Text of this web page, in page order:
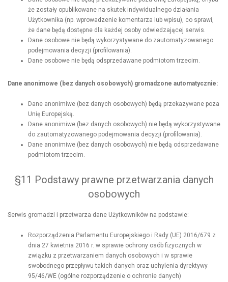
że zostały opublikowane na skutek indywidualnego działania
Użytkownika (np. wprowadzenie komentarza lub wpisu), co sprawi,
że dane będą dostępne dla każdej osoby odwiedzającej serwis.
Dane osobowe nie będą wykorzystywane do zautomatyzowanego
podejmowania decyzji (profilowania).
Dane osobowe nie będą odsprzedawane podmiotom trzecim.
Dane anonimowe (bez danych osobowych) gromadzone automatycznie:
Dane anonimiwe (bez danych osobowych) będą przekazywane poza
Unię Europejską.
Dane anonimiwe (bez danych osobowych) nie będą wykorzystywane
do zautomatyzowanego podejmowania decyzji (profilowania).
Dane anonimiwe (bez danych osobowych) nie będą odsprzedawane
podmiotom trzecim.
§11 Podstawy prawne przetwarzania danych
osobowych
Serwis gromadzi i przetwarza dane Użytkowników na podstawie:
Rozporządzenia Parlamentu Europejskiego i Rady (UE) 2016/679 z
dnia 27 kwietnia 2016 r. w sprawie ochrony osób fizycznych w
związku z przetwarzaniem danych osobowych i w sprawie
swobodnego przepływu takich danych oraz uchylenia dyrektywy
95/46/WE (ogólne rozporządzenie o ochronie danych)